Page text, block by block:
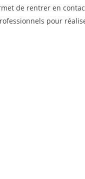
de rentrer en
pour